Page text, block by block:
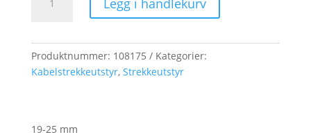
optical
cable
Legg i handlekurv
Produktnummer: 108175
Kategorier:
Kabelstrekkeutstyr, Strekkeutstyr
19-25 mm